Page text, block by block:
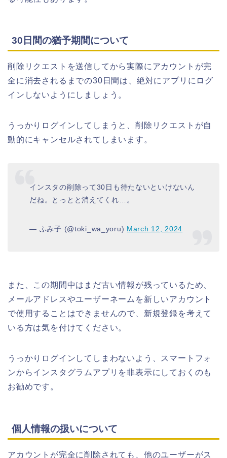
30日間の猶予期間について
削除リクエストを送信してから実際にアカウントが完
全に消去されるまでの30日間は、絶対にアプリにログ
インしないようにしましょう。
うっかりログインしてしまうと、削除リクエストが自
動的にキャンセルされてしまいます。
インスタの削除って30日も待たないといけないん
だね。とっとと消えてくれ…。
— ふみ子 (@toki_wa_yoru) March 12, 2024
また、この期間中はまだ古い情報が残っているため、
メールアドレスやユーザーネームを新しいアカウント
で使用することはできませんので、新規登録を考えて
いる方は気を付けてください。
うっかりログインしてしまわないよう、スマートフォ
ンからインスタグラムアプリを非表示にしておくのも
お勧めです。
個人情報の扱いについて
アカウントが完全に削除されても、他のユーザーがス